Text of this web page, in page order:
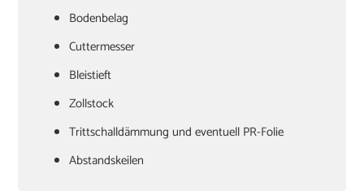
Bodenbelag
Cuttermesser
Bleistieft
Zollstock
Trittschalldämmung und eventuell PR-Folie
Abstandskeilen